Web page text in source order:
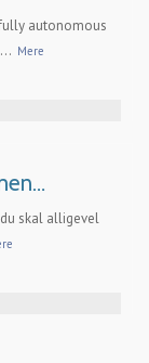
autonomous
Mere
skal alligevel